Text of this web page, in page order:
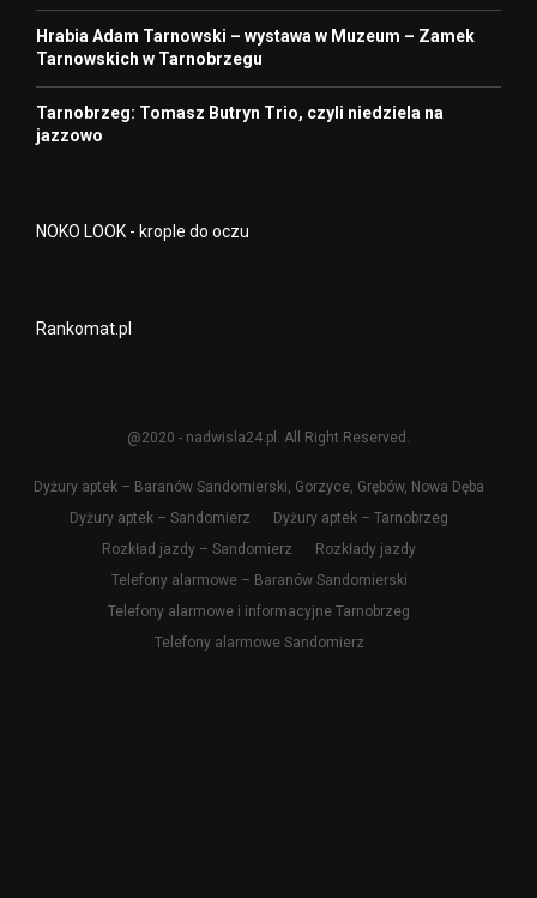
Hrabia Adam Tarnowski – wystawa w Muzeum – Zamek
Tarnowskich w Tarnobrzegu
Tarnobrzeg: Tomasz Butryn Trio, czyli niedziela na
jazzowo
NOKO LOOK - krople do oczu
Rankomat.pl
@2020 - nadwisla24.pl. All Right Reserved.
Dyżury aptek – Baranów Sandomierski, Gorzyce, Grębów, Nowa Dęba
Dyżury aptek – Sandomierz
Dyżury aptek – Tarnobrzeg
Rozkład jazdy – Sandomierz
Rozkłady jazdy
Telefony alarmowe – Baranów Sandomierski
Telefony alarmowe i informacyjne Tarnobrzeg
Telefony alarmowe Sandomierz